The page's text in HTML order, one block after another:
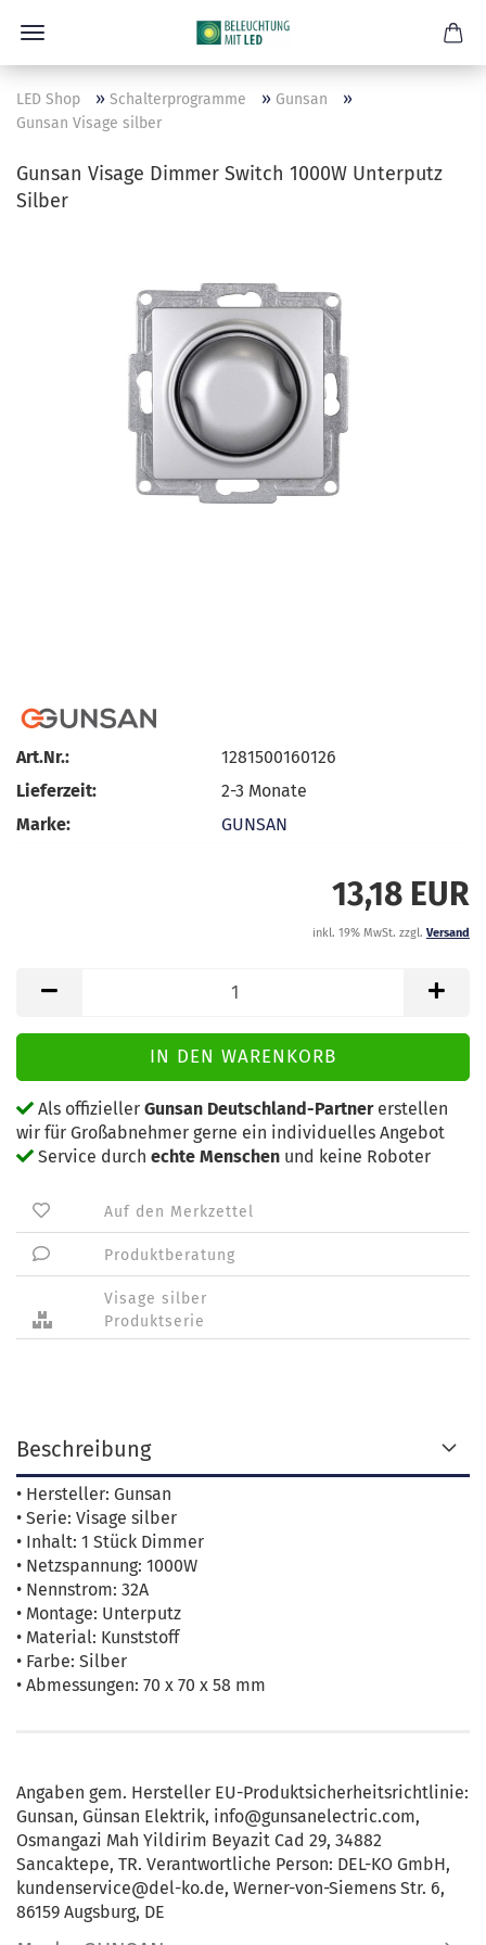
LED Shop » Schalterprogramme » Gunsan »
Gunsan Visage silber
Gunsan Visage Dimmer Switch 1000W Unterputz
Silber
Art.Nr.:
1281500160126
Lieferzeit:
2-3 Monate
Marke:
GUNSAN
13,18 EUR
inkl. 19% MwSt. zzgl. Versand
Als offizieller Gunsan Deutschland-Partnererstellen
wir für Großabnehmer gerne ein individuelles Angebot
Service durch echte Menschen und keine Roboter
Auf den Merkzettel
Produktberatung
Visage silber
Produktserie
Beschreibung
• Hersteller: Gunsan
• Serie: Visage silber
• Inhalt: 1 Stück Dimmer
• Netzspannung: 1000W
• Nennstrom: 32A
• Montage: Unterputz
• Material: Kunststoff
• Farbe: Silber
• Abmessungen: 70 x 70 x 58 mm
Angaben gem. Hersteller EU-Produktsicherheitsrichtlinie:
Gunsan, Günsan Elektrik, info@gunsanelectric.com,
Osmangazi Mah Yildirim Beyazit Cad 29, 34882
Sancaktepe, TR. Verantwortliche Person: DEL-KO GmbH,
kundenservice@del-ko.de, Werner-von-Siemens Str. 6,
86159 Augsburg, DE